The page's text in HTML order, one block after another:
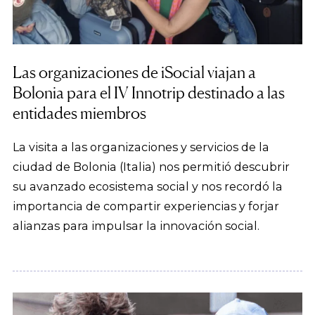
Las organizaciones de iSocial viajan a
Bolonia para el IV Innotrip destinado a las
entidades miembros
La visita a las organizaciones y servicios de la
ciudad de Bolonia (Italia) nos permitió descubrir
su avanzado ecosistema social y nos recordó la
importancia de compartir experiencias y forjar
alianzas para impulsar la innovación social.